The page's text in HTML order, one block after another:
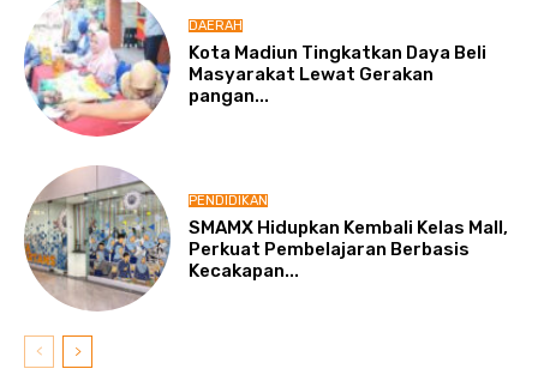
DAERAH
Kota Madiun Tingkatkan Daya Beli
Masyarakat Lewat Gerakan
pangan...
PENDIDIKAN
SMAMX Hidupkan Kembali Kelas Mall,
Perkuat Pembelajaran Berbasis
Kecakapan...